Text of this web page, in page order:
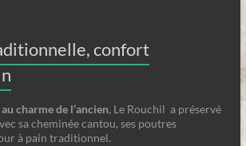
confort
charme de l’ancien, Le Rouchil a préservé
sa cheminée cantou, ses poutres
à pain traditionnel.